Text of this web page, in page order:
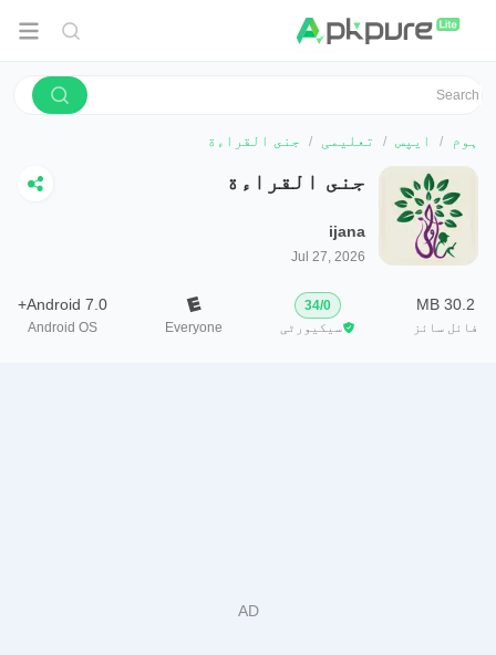
ہوم ایپس تعلیمی جنى القراءة
جنى القراءة
ijana
Jul 27, 2026
30.2 MB
فائل سائز
0
/
34
سیکیورٹی
Everyone
Android 7.0+
Android OS